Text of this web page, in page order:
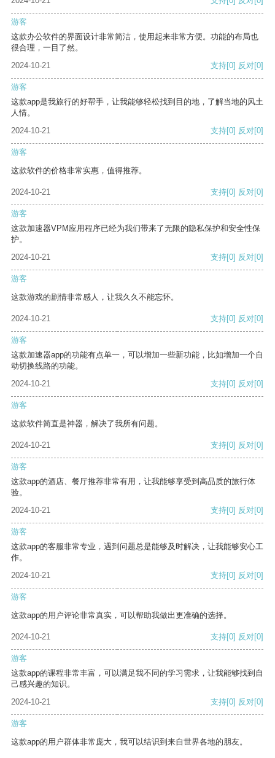
游客
这款办公软件的界面设计非常简洁，使用起来非常方便。功能的布局也
很合理，一目了然。
2024-10-21
支持[0] 反对[0]
游客
这款app是我旅行的好帮手，让我能够轻松找到目的地，了解当地的风土
人情。
2024-10-21
支持[0] 反对[0]
游客
这款软件的价格非常实惠，值得推荐。
2024-10-21 支持[0] 反对[0]
游客
这款加速器VPM应用程序已经为我们带来了无限的隐私保护和安全性保
护。
2024-10-21
支持[0] 反对[0]
游客
这款游戏的剧情非常感人，让我久久不能忘怀。
2024-10-21 支持[0] 反对[0]
游客
这款加速器app的功能有点单一，可以增加一些新功能，比如增加一个自
动切换线路的功能。
2024-10-21
支持[0] 反对[0]
游客
这款软件简直是神器，解决了我所有问题。
2024-10-21 支持[0] 反对[0]
游客
这款app的酒店、餐厅推荐非常有用，让我能够享受到高品质的旅行体
验。
2024-10-21
支持[0] 反对[0]
游客
这款app的客服非常专业，遇到问题总是能够及时解决，让我能够安心工
作。
2024-10-21
支持[0] 反对[0]
游客
这款app的用户评论非常真实，可以帮助我做出更准确的选择。
2024-10-21 支持[0] 反对[0]
游客
这款app的课程非常丰富，可以满足我不同的学习需求，让我能够找到自
己感兴趣的知识。
2024-10-21
支持[0] 反对[0]
游客
这款app的用户群体非常庞大，我可以结识到来自世界各地的朋友。